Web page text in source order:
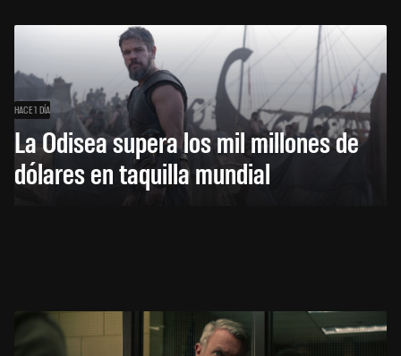
HACE 1 DÍA
La Odisea supera los mil millones de
dólares en taquilla mundial